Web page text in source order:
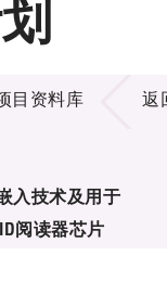
目资料库
入技术及用于
阅读器芯片
返